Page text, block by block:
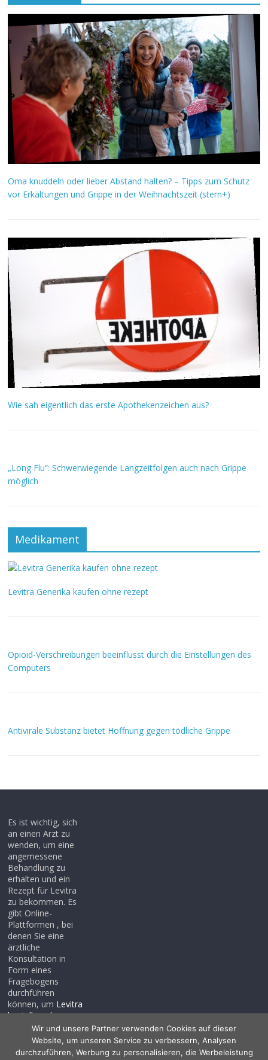
Oma knuddeln oder lieber Abstand halten? – Tipps zum Schutz
vor Erkältungen und Grippe in der Weihnachtszeit (stern+)
Wie sah eigentlich das erste Apothekenzeichen aus?
„Long Flu“: Schwerwiegende Langzeitfolgen auch nach Grippe
möglich
Medikament
Levitra Generika kaufen ohne rezept
Opioid-Verschreibungen beeinflusst durch die Einstellungen des
Computers
Antivirale Substanz bietet Hoffnung gegen tödliche Grippe
Es ist wichtig, sich
an einen Arzt zu
wenden, um eine
angemessene
Behandlung zu
erhalten und ein
Rezept für Levitra
zu bekommen. Es
gibt Online-
Plattformen , bei
denen Sie eine
ärztliche
Konsultation in
Form eines
Fragebogens
durchführen
können, um Levitra
bestellen ohne
rezept, auch wenn
Sie noch kein
Rezept haben .
Wir und unsere Partner verwenden Cookies auf dieser
Website, um unseren Service zu verbessern, Analysen
durchzuführen, Werbung zu personalisieren, die Werbeleistung